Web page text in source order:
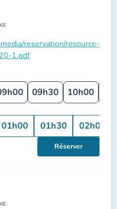
reservation/resource-
1.pdf
09h30 10h00
01h00 01h30 02h00
Réserver